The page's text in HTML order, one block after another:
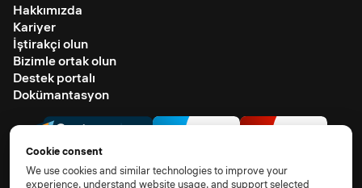
Hakkımızda
Kariyer
İştirakçi olun
Bizimle ortak olun
Destek portalı
Dokümantasyon
Cookie consent
We use cookies and similar technologies to improve your
experience, understand website usage, and support selected